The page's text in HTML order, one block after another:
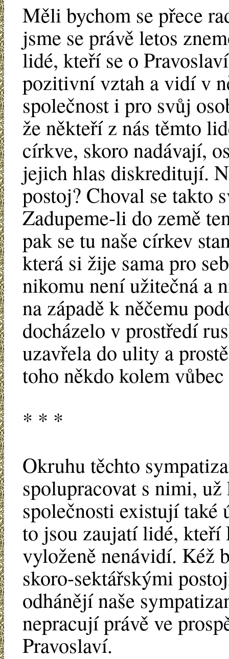
Měli bychom se přece
jsme se právě letos
lidé, kteří se o
pozitivní vztah a vidí v
společnost i pro svůj
že někteří z nás těmto
církve, skoro nadávají,
jejich hlas diskreditují.
postoj? Choval se takto
Zadupeme-li do země
pak se tu naše církev
která si žije sama pro
nikomu není užitečná a
na západě k něčemu
docházelo v prostředí
uzavřela do ulity a
toho někdo kolem
* * *
Okruhu těchto
spolupracovat s nimi,
společnosti existují také
to jsou zaujatí lidé,
vyloženě nenávidí. Kéž
skoro-sektářskými
odhánějí naše
nepracují právě ve
Pravoslaví.